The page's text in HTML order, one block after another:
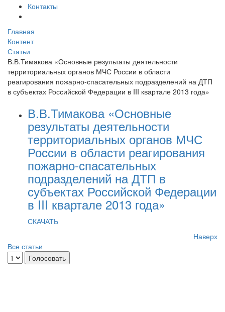
Контакты
Главная
Контент
Статьи
В.В.Тимакова «Основные результаты деятельности
территориальных органов МЧС России в области
реагирования пожарно-спасательных подразделений на ДТП
в субъектах Российской Федерации в III квартале 2013 года»
В.В.Тимакова «Основные
результаты деятельности
территориальных органов МЧС
России в области реагирования
пожарно-спасательных
подразделений на ДТП в
субъектах Российской Федерации
в III квартале 2013 года»
СКАЧАТЬ
Наверх
Все статьи